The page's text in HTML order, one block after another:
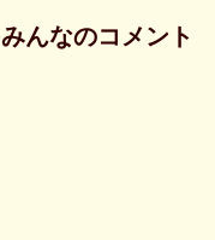
みんなのコメント